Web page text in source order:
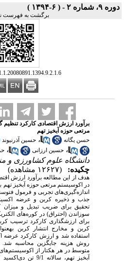
دوره ۹، شماره ۲ - ( ۶-۱۳۹۴ )
برگشت به فهرست
برآورد ارزش اقتصادی کارکرد تنظیم
مرتعی حوزه آبخیز تهم
حسن یگانه
، حسین آذرنیوند
، حسین ارزانی ،
دانشگاه علوم کشاورزی و
چکیده:
(۱۲۶۲۷ مشاهده)
هدف از این مطالعه برآورد ارزش
در اکوسیستم مرتعی حوزه آبخیز تهم
اندازه‌گیری‌های تجربی و فرمول
جذب و ذخیره کربن و عرضه
تحقیق برای ضریب تبدیل و
سوزاندن (احتراق) در کوره‌های
برای ارزش­گذاری کارکرد ترسیب
کربن و مخارج انتشار کربن
استفاده شد و ارزش کارکرد عرضه
روش هزینه جایگزین محاسبه شد
متوسط در هر هکتار از